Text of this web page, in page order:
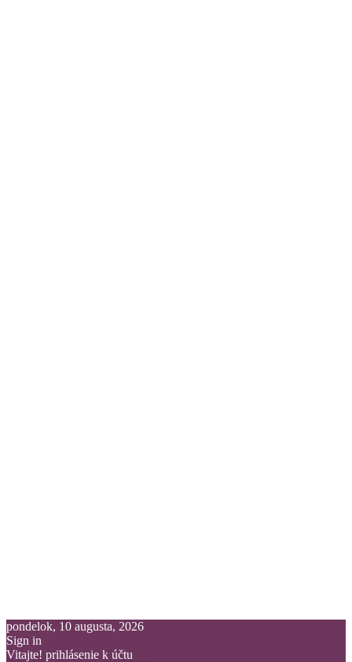
pondelok, 10 augusta, 2026
Sign in
Vitajte! prihlásenie k účtu